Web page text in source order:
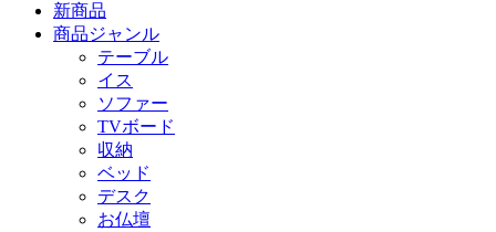
新商品
商品ジャンル
テーブル
イス
ソファー
TVボード
収納
ベッド
デスク
お仏壇